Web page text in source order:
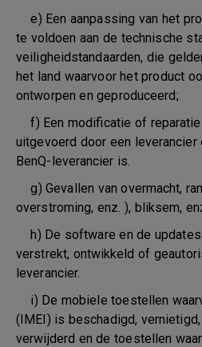
e) Een aanpassing van het
te voldoen aan de technische
veiligheidstandaarden, die
het land waarvoor het product
ontworpen en geproduceerd;
f) Een modificatie of reparatie
uitgevoerd door een
BenQ-leverancier is.
g) Gevallen van overmacht,
overstroming, enz. ), bliksem,
h) De software en de updates
verstrekt, ontwikkeld of
leverancier.
i) De mobiele toestellen
(IMEI) is beschadigd,
verwijderd en de toestellen